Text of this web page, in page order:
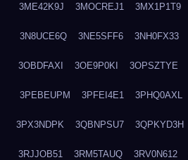
3ME42K9J 3MOCREJ1 3MX1P1T9
3N8UCE6Q 3NE5SFF6 3NH0FX33
3OBDFAXI 3OE9P0KI 3OPSZTYE
3PEBEUPM 3PFEI4E1 3PHQ0AXL
3PX3NDPK 3QBNPSU7 3QPKYD3H
3RJJOB51 3RM5TAUQ 3RV0N612